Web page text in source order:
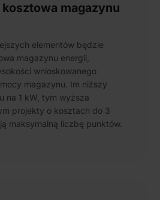
magazynu
elementów będzie
magazynu energii,
wnioskowanego
magazynu. Im niższy
na 1 kW, tym wyższa
projekty o kosztach do 3
maksymalną liczbę punktów.